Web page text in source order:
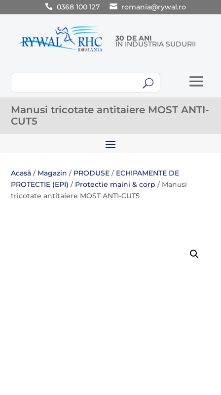
0368 100 127 romania@rywal.ro
30 DE ANI
ÎN INDUSTRIA SUDURII
U
Manusi tricotate antitaiere MOST ANTI-
CUT5
Acasă / Magazin / PRODUSE / ECHIPAMENTE DE
PROTECTIE (EPI) / Protectie maini & corp / Manusi
tricotate antitaiere MOST ANTI-CUT5